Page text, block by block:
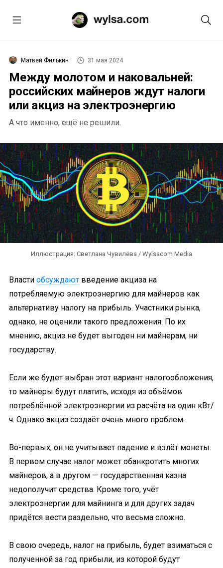
Матвей Филькин 31 мая 2024
Между молотом и наковальней:
российских майнеров ждут налоги
или акциз на электроэнергию
А что именно, ещё не решили.
Иллюстрация: Светлана Чувилёва / Wylsacom Media
Власти обсуждают введение акциза на
потребляемую электроэнергию для майнеров как
альтернативу налогу на прибыль. Участники рынка,
однако, не оценили такого предложения. По их
мнению, акциз не будет выгоден ни майнерам, ни
государству.
Если же будет выбран этот вариант налогообложения,
то майнеры будут платить, исходя из объёмов
потреблённой электроэнергии из расчёта на один кВт/
ч. Однако акциз создаёт очень много проблем.
Во-первых, он не учитывает падение и взлёт монеты.
В первом случае налог может обанкротить многих
майнеров, а в другом — государственная казна
недополучит средства. Кроме того, учёт
электроэнергии для майнинга и для других задач
придётся вести раздельно, что весьма сложно.
В свою очередь, налог на прибыль, будет взиматься с
полученной за год прибыли, из которой будут